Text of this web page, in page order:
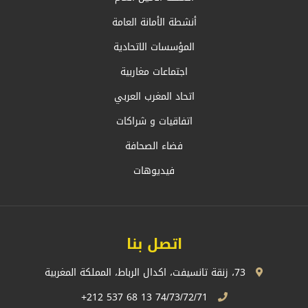
أنشطة الأمانة العامة
المؤسسات الاتحادية
اجتماعات مغاربية
اتحاد المغرب العربي
اتفاقيات و شراكات
فضاء الصحافة
فيديوهات
اتصل بنا